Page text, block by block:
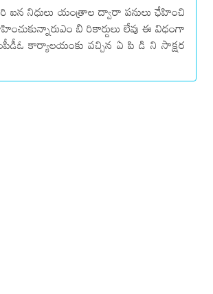
నిధులు యంత్రాల ద్వారా పనులు ఛేహించి
బి రికార్డులు లేవు ఈ విధంగా
కార్యాలయంకు వచ్చిన ఏ పి డి ని సాక్షర